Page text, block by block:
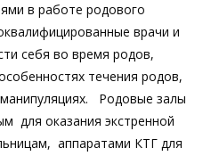
в работе родового
врачи и
себя во время родов,
течения родов,
Родовые залы
для оказания экстренной
аппаратами КТГ для